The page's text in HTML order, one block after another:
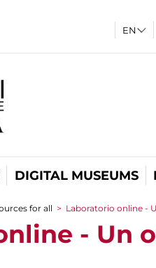
DIGITAL MUSEUMS
for all > Laboratorio online -
- Un